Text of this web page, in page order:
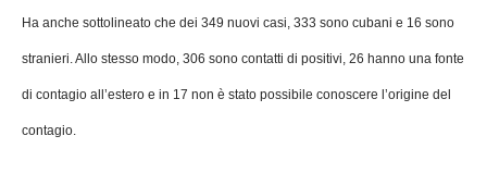
Ha anche sottolineato che dei 349 nuovi casi, 333 sono cubani e 16 sono
stranieri. Allo stesso modo, 306 sono contatti di positivi, 26 hanno una fonte
di contagio all’estero e in 17 non è stato possibile conoscere l’origine del
contagio.